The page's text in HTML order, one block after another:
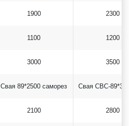
1900
1100
3000
2300
1200
3500
Свая 89*2500 саморез
2100 2800